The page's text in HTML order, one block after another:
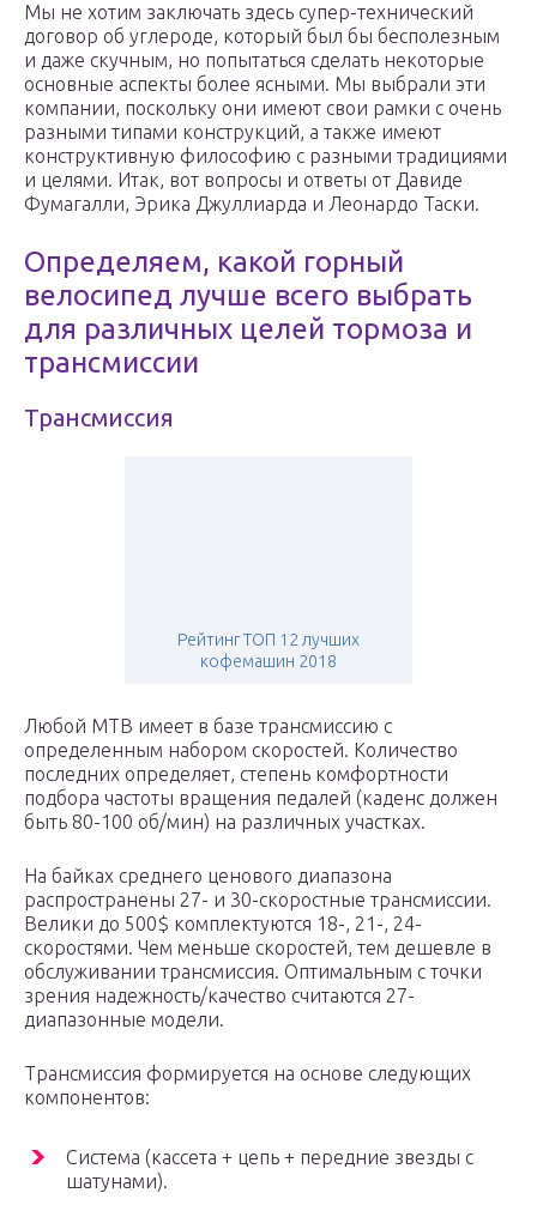
Мы не хотим заключать здесь супер-технический
договор об углероде, который был бы бесполезным
и даже скучным, но попытаться сделать некоторые
основные аспекты более ясными. Мы выбрали эти
компании, поскольку они имеют свои рамки с очень
разными типами конструкций, а также имеют
конструктивную философию с разными традициями
и целями. Итак, вот вопросы и ответы от Давиде
Фумагалли, Эрика Джуллиарда и Леонардо Таски.
Определяем, какой горный
велосипед лучше всего выбрать
для различных целей тормоза и
трансмиссии
Трансмиссия
Рейтинг ТОП 12 лучших
кофемашин 2018
Любой МТВ имеет в базе трансмиссию с
определенным набором скоростей. Количество
последних определяет, степень комфортности
подбора частоты вращения педалей (каденс должен
быть 80-100 об/мин) на различных участках.
На байках среднего ценового диапазона
распространены 27- и 30-скоростные трансмиссии.
Велики до 500$ комплектуются 18-, 21-, 24-
скоростями. Чем меньше скоростей, тем дешевле в
обслуживании трансмиссия. Оптимальным с точки
зрения надежность/качество считаются 27-
диапазонные модели.
Трансмиссия формируется на основе следующих
компонентов:
Система (кассета + цепь + передние звезды с
шатунами).